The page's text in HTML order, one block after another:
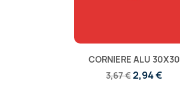
CORNIERE ALU 30X30
3,67 €2,94 €